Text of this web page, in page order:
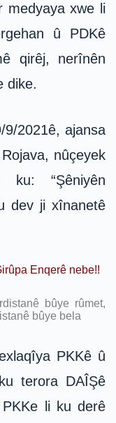
medyaya xwe li
û PDKê
qirêj, nerînên
dike.
2021ê, ajansa
nûçeyek
“Şêniyên
dev ji xînanetê
Enqerê nebe!!
bûye rûmet,
bûye bela
PKKê û
terora DAÎŞê
li ku derê